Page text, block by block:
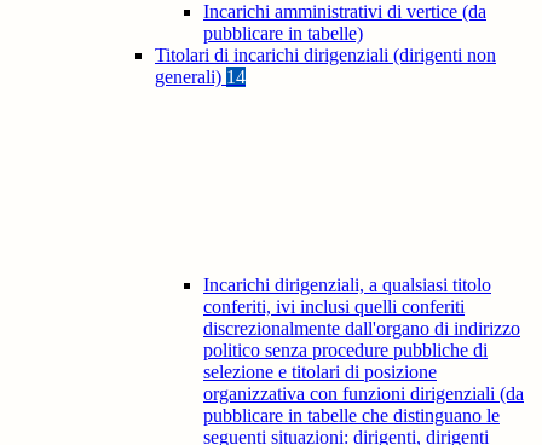
Incarichi amministrativi di vertice (da
pubblicare in tabelle)
Titolari di incarichi dirigenziali (dirigenti non
generali) 14
Incarichi dirigenziali, a qualsiasi titolo
conferiti, ivi inclusi quelli conferiti
discrezionalmente dall'organo di indirizzo
politico senza procedure pubbliche di
selezione e titolari di posizione
organizzativa con funzioni dirigenziali (da
pubblicare in tabelle che distinguano le
seguenti situazioni: dirigenti, dirigenti